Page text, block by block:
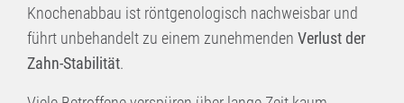
Knochenabbau ist röntgenologisch nachweisbar und
führt unbehandelt zu einem zunehmenden Verlust der
Zahn-Stabilität.